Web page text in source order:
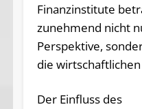
Finanzinstitute
zunehmend nicht
Perspektive,
die
Der Einfluss des